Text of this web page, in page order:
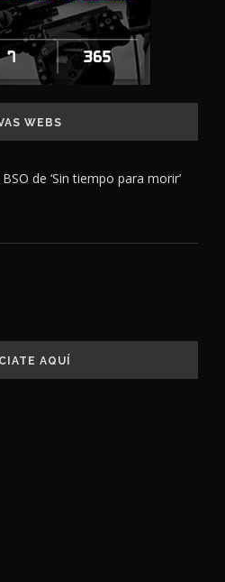
WEBS
de ‘Sin tiempo para morir’
AQUÍ